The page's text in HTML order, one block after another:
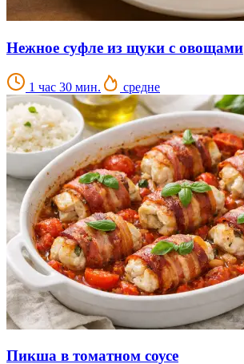
Нежное суфле из щуки с овощами
1 час 30 мин. средне
Пикша в томатном соусе